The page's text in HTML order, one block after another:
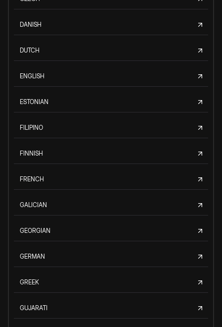
DANISH
DUTCH
ENGLISH
ESTONIAN
FILIPINO
FINNISH
FRENCH
GALICIAN
GEORGIAN
GERMAN
GREEK
GUJARATI